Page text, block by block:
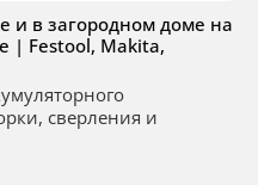
и в загородном доме на
| Festool, Makita,
сверления и